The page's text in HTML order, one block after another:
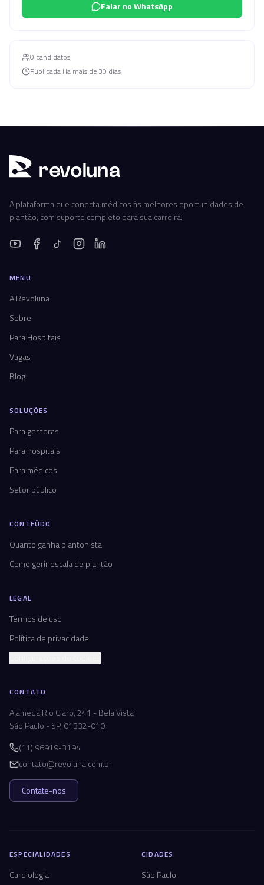
Falar no WhatsApp
0 candidatos
Publicada Ha mais de 30 dias
revoluna
A plataforma que conecta médicos às melhores oportunidades de
plantão, com suporte completo para sua carreira.
MENU
A Revoluna
Sobre
Para Hospitais
Vagas
Blog
SOLUÇÕES
Para gestoras
Para hospitais
Para médicos
Setor público
CONTEÚDO
Quanto ganha plantonista
Como gerir escala de plantão
LEGAL
Termos de uso
Política de privacidade
CONTATO
Alameda Rio Claro, 241 - Bela Vista
São Paulo - SP, 01332-010
(11) 96919-3194
contato@revoluna.com.br
Contate-nos
ESPECIALIDADES
Cardiologia
CIDADES
São Paulo